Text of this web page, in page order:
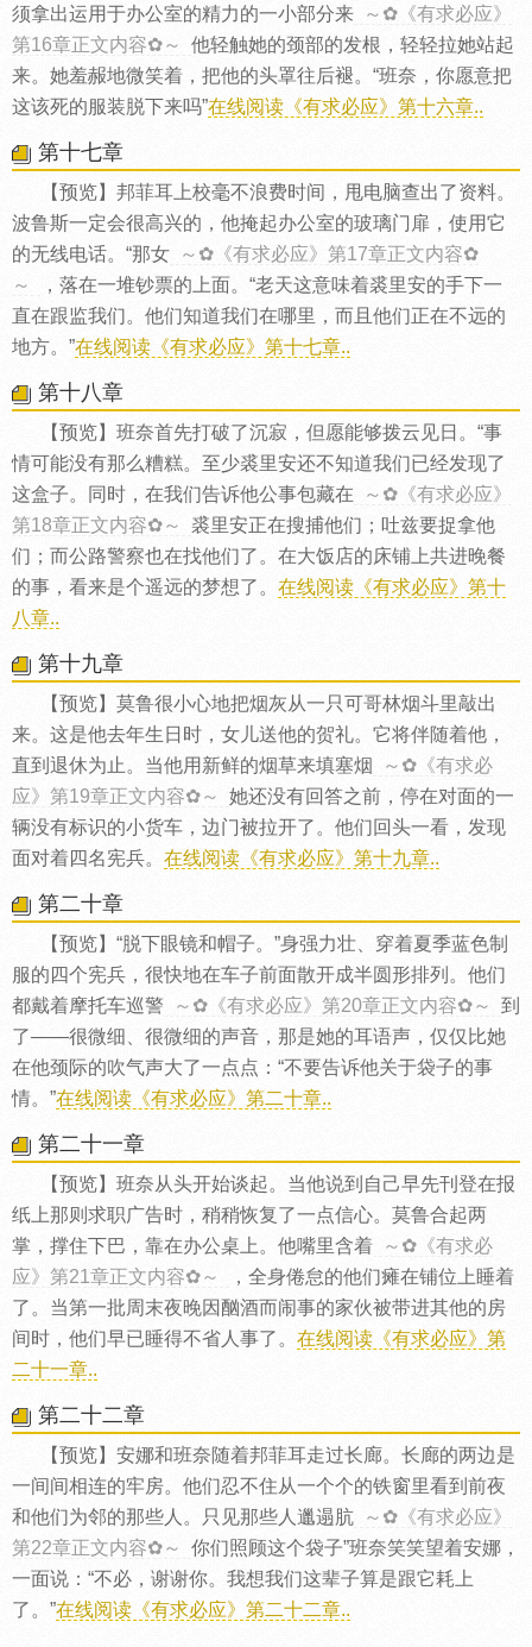
须拿出运用于办公室的精力的一小部分来
～✿《有求必应》
第16章正文内容✿～
他轻触她的颈部的发根，轻轻拉她站起
来。她羞赧地微笑着，把他的头罩往后褪。“班奈，你愿意把
这该死的服装脱下来吗”在线阅读《有求必应》第十六章..
第十七章
【预览】邦菲耳上校毫不浪费时间，甩电脑查出了资料。
波鲁斯一定会很高兴的，他掩起办公室的玻璃门扉，使用它
的无线电话。“那女
～✿《有求必应》第17章正文内容✿
～
，落在一堆钞票的上面。“老天这意味着裘里安的手下一
直在跟监我们。他们知道我们在哪里，而且他们正在不远的
地方。”在线阅读《有求必应》第十七章..
第十八章
【预览】班奈首先打破了沉寂，但愿能够拨云见日。“事
情可能没有那么糟糕。至少裘里安还不知道我们已经发现了
这盒子。同时，在我们告诉他公事包藏在
～✿《有求必应》
第18章正文内容✿～
裘里安正在搜捕他们；吐兹要捉拿他
们；而公路警察也在找他们了。在大饭店的床铺上共进晚餐
的事，看来是个遥远的梦想了。 在线阅读《有求必应》第十
八章..
第十九章
【预览】莫鲁很小心地把烟灰从一只可哥林烟斗里敲出
来。这是他去年生日时，女儿送他的贺礼。它将伴随着他，
直到退休为止。当他用新鲜的烟草来填塞烟
～✿《有求必
应》第19章正文内容✿～
她还没有回答之前，停在对面的一
辆没有标识的小货车，边门被拉开了。他们回头一看，发现
面对着四名宪兵。 在线阅读《有求必应》第十九章..
第二十章
【预览】“脱下眼镜和帽子。”身强力壮、穿着夏季蓝色制
服的四个宪兵，很快地在车子前面散开成半圆形排列。他们
都戴着摩托车巡警
～✿《有求必应》第20章正文内容✿～
到
了——很微细、很微细的声音，那是她的耳语声，仅仅比她
在他颈际的吹气声大了一点点：“不要告诉他关于袋子的事
情。”在线阅读《有求必应》第二十章..
第二十一章
【预览】班奈从头开始谈起。当他说到自己早先刊登在报
纸上那则求职广告时，稍稍恢复了一点信心。莫鲁合起两
掌，撑住下巴，靠在办公桌上。他嘴里含着
～✿《有求必
应》第21章正文内容✿～
，全身倦怠的他们瘫在铺位上睡着
了。当第一批周末夜晚因酗酒而闹事的家伙被带进其他的房
间时，他们早已睡得不省人事了。 在线阅读《有求必应》第
二十一章..
第二十二章
【预览】安娜和班奈随着邦菲耳走过长廊。长廊的两边是
一间间相连的牢房。他们忍不住从一个个的铁窗里看到前夜
和他们为邻的那些人。只见那些人邋遢肮
～✿《有求必应》
第22章正文内容✿～
你们照顾这个袋子”班奈笑笑望着安娜，
一面说：“不必，谢谢你。我想我们这辈子算是跟它耗上
了。”在线阅读《有求必应》第二十二章..